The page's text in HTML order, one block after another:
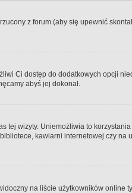
z forum (aby się upewnić
Ci dostęp do dodatkowych opcji
abyś jej dokonał.
tej wizyty. Uniemożliwia to
kawiarni internetowej czy
na liście użytkowników